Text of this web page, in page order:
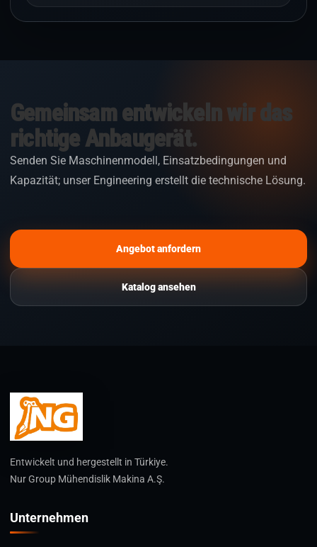
Gemeinsam entwickeln wir das
richtige Anbaugerät.
Senden Sie Maschinenmodell, Einsatzbedingungen und
Kapazität; unser Engineering erstellt die technische Lösung.
Angebot anfordern
Katalog ansehen
Entwickelt und hergestellt in Türkiye.
Nur Group Mühendislik Makina A.Ş.
Unternehmen